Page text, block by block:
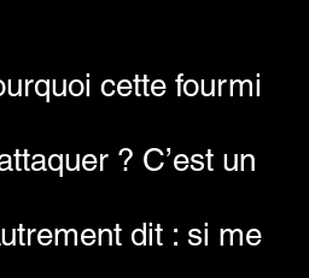
cette fourmi
? C’est un
dit : si me